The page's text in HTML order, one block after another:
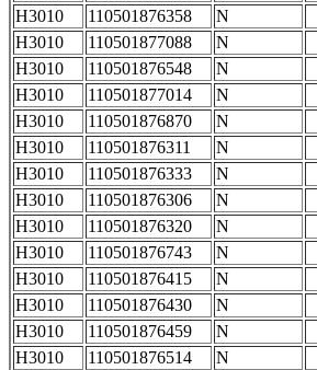
H3010
110501876358
N
H3010
110501877088
N
H3010
110501876548
N
H3010
110501877014
N
H3010
110501876870
N
H3010
110501876311
N
H3010
110501876333
N
H3010
110501876306
N
H3010
110501876320
N
H3010
110501876743
N
H3010
110501876415
N
H3010
110501876430
N
H3010
110501876459
N
H3010
110501876514
N